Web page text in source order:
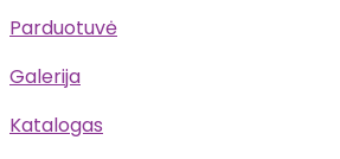
Parduotuvė
Galerija
Katalogas